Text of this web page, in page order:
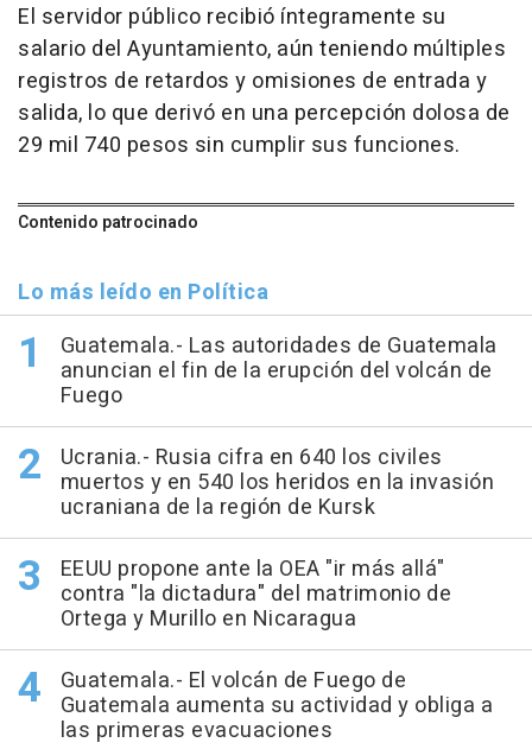
El servidor público recibió íntegramente su
salario del Ayuntamiento, aún teniendo múltiples
registros de retardos y omisiones de entrada y
salida, lo que derivó en una percepción dolosa de
29 mil 740 pesos sin cumplir sus funciones.
Contenido patrocinado
Lo más leído en Política
Guatemala.- Las autoridades de Guatemala
anuncian el fin de la erupción del volcán de
Fuego
Ucrania.- Rusia cifra en 640 los civiles
muertos y en 540 los heridos en la invasión
ucraniana de la región de Kursk
EEUU propone ante la OEA "ir más allá"
contra "la dictadura" del matrimonio de
Ortega y Murillo en Nicaragua
Guatemala.- El volcán de Fuego de
Guatemala aumenta su actividad y obliga a
las primeras evacuaciones